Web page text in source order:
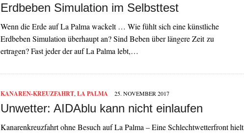
Erdbeben Simulation im Selbsttest
Wenn die Erde auf La Palma wackelt … Wie fühlt sich eine künstliche
Erdbeben Simulation überhaupt an? Sind Beben über längere Zeit zu
ertragen? Fast jeder der auf La Palma lebt,…
KANAREN-KREUZFAHRT, LA PALMA 25. NOVEMBER 2017
Unwetter: AIDAblu kann nicht einlaufen
Kanarenkreuzfahrt ohne Besuch auf La Palma – Eine Schlechtwetterfront hielt